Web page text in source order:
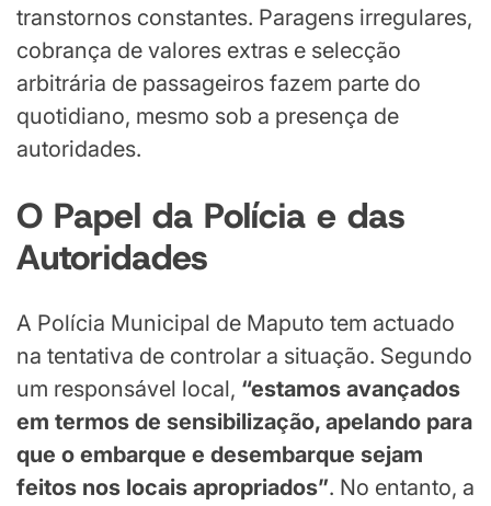
transtornos constantes. Paragens irregulares,
cobrança de valores extras e selecção
arbitrária de passageiros fazem parte do
quotidiano, mesmo sob a presença de
autoridades.
O Papel da Polícia e das
Autoridades
A Polícia Municipal de Maputo tem actuado
na tentativa de controlar a situação. Segundo
um responsável local, “estamos avançados
em termos de sensibilização, apelando para
que o embarque e desembarque sejam
feitos nos locais apropriados”. No entanto, a